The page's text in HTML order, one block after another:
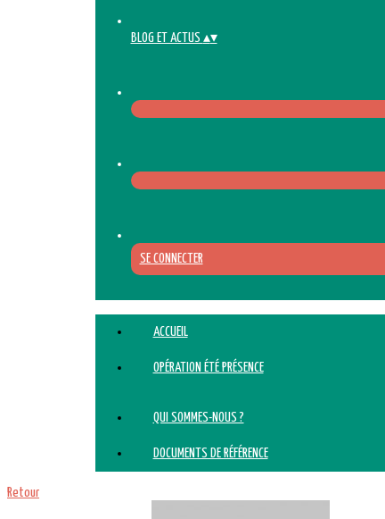
BLOG ET ACTUS ▴▾
SE CONNECTER
ACCUEIL
OPÉRATION ÉTÉ PRÉSENCE
QUI SOMMES-NOUS ?
DOCUMENTS DE RÉFÉRENCE
Retour